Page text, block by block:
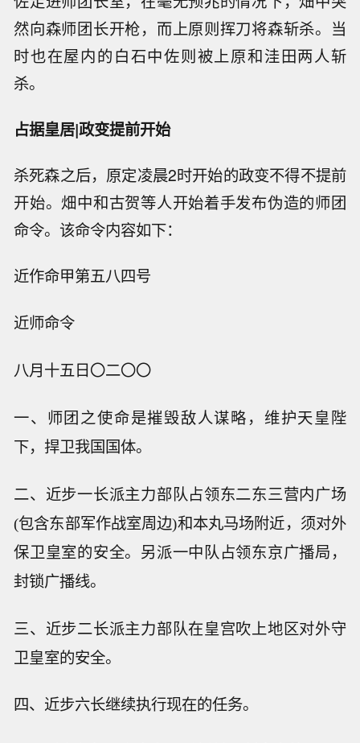
然向森师团长开枪，而上原则挥刀将森斩杀。当
时也在屋内的白石中佐则被上原和洼田两人斩
杀。
占据皇居|政变提前开始
杀死森之后，原定凌晨2时开始的政变不得不提前
开始。畑中和古贺等人开始着手发布伪造的师团
命令。该命令内容如下：
近作命甲第五八四号
近师命令
八月十五日〇二〇〇
一、师团之使命是摧毁敌人谋略，维护天皇陛
下，捍卫我国国体。
二、近步一长派主力部队占领东二东三营内广场
(包含东部军作战室周边)和本丸马场附近，须对外
保卫皇室的安全。另派一中队占领东京广播局，
封锁广播线。
三、近步二长派主力部队在皇宫吹上地区对外守
卫皇室的安全。
四、近步六长继续执行现在的任务。